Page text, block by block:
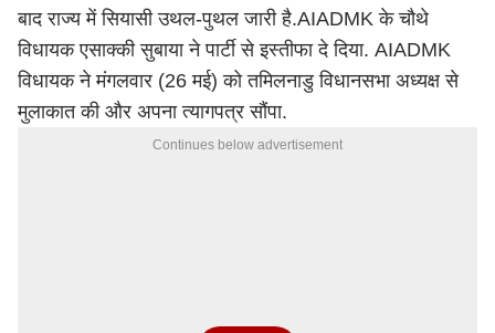
बाद राज्य में सियासी उथल-पुथल जारी है.AIADMK के चौथे
विधायक एसाक्की सुबाया ने पार्टी से इस्तीफा दे दिया. AIADMK
विधायक ने मंगलवार (26 मई) को तमिलनाडु विधानसभा अध्यक्ष से
मुलाकात की और अपना त्यागपत्र सौंपा.
Continues below advertisement